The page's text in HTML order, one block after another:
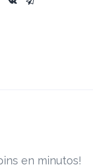
en minutos!